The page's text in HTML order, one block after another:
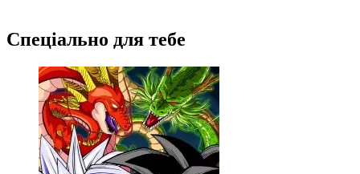
Спеціально для тебе